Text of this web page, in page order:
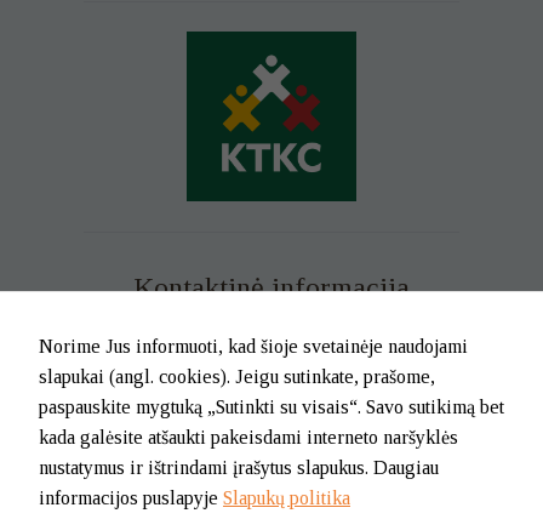
Kontaktinė informacija
Mob. tel. +370 699 73 229
Tel. (0-46) 21 02 83
El.p. info@klaipedatkc.lt
K. Donelaičio g. 6B, Klaipėda
I-V nuo 8.00 iki 17.00.
Norime Jus informuoti, kad šioje svetainėje naudojami
slapukai (angl. cookies). Jeigu sutinkate, prašome,
paspauskite mygtuką „Sutinkti su visais“. Savo sutikimą bet
kada galėsite atšaukti pakeisdami interneto naršyklės
nustatymus ir ištrindami įrašytus slapukus. Daugiau
informacijos puslapyje Slapukų politika